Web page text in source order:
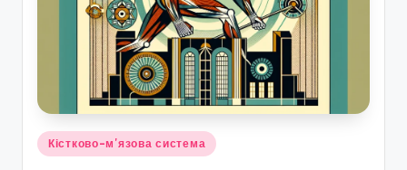
Posted
in
Кістково-м'язова система